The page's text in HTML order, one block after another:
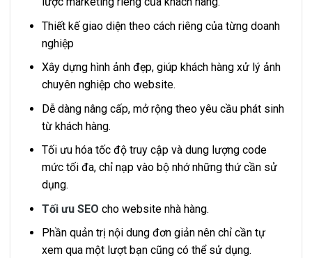
Thiết kế giao diện theo cách riêng của từng doanh
nghiệp
Xây dựng hình ảnh đẹp, giúp khách hàng xử lý ảnh
chuyên nghiệp cho website.
Dễ dàng nâng cấp, mở rộng theo yêu cầu phát sinh
từ khách hàng.
Tối ưu hóa tốc độ truy cập và dung lượng code
mức tối đa, chỉ nạp vào bộ nhớ những thứ cần sử
dụng.
Tối ưu SEO cho website nhà hàng.
Phần quản trị nội dung đơn giản nên chỉ cần tự
xem qua một lượt bạn cũng có thể sử dụng.